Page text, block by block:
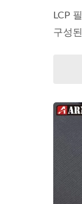
LCP
구성